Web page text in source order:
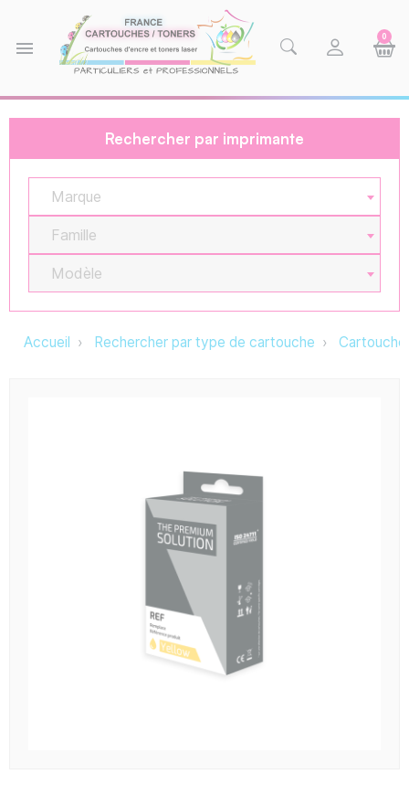
menu
0
Rechercher par imprimante
Marque
Famille
Modèle
Accueil Rechercher par type de cartouche